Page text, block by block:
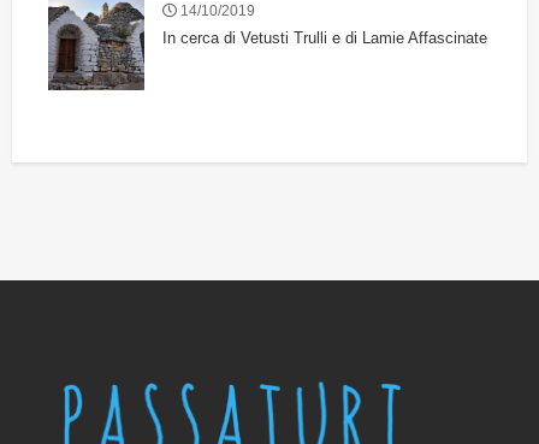
14/10/2019
In cerca di Vetusti Trulli e di Lamie Affascinate